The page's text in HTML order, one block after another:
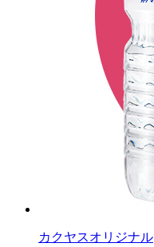
カクヤスオリジナル